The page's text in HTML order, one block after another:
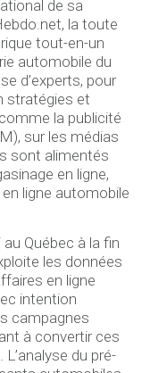
de sa
la toute
tout-en-un
automobile du
d’experts, pour
stratégies et
la publicité
sur les médias
sont alimentés
en ligne,
ligne automobile
Québec à la fin
les données
en ligne
intention
campagnes
à convertir ces
du pré-